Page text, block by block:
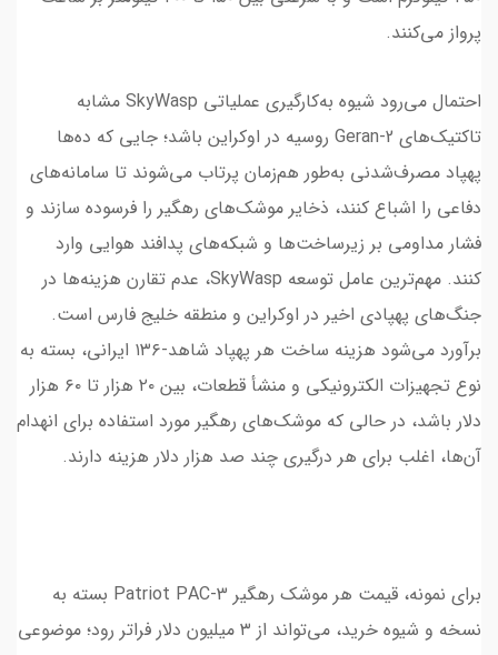
پرواز می‌کنند.
احتمال می‌رود شیوه به‌کارگیری عملیاتی SkyWasp مشابه
تاکتیک‌های Geran-2 روسیه در اوکراین باشد؛ جایی که ده‌ها
پهپاد مصرف‌شدنی به‌طور هم‌زمان پرتاب می‌شوند تا سامانه‌های
دفاعی را اشباع کنند، ذخایر موشک‌های رهگیر را فرسوده سازند و
فشار مداومی بر زیرساخت‌ها و شبکه‌های پدافند هوایی وارد
کنند. مهم‌ترین عامل توسعه SkyWasp، عدم تقارن هزینه‌ها در
جنگ‌های پهپادی اخیر در اوکراین و منطقه خلیج فارس است.
برآورد می‌شود هزینه ساخت هر پهپاد شاهد-۱۳۶ ایرانی، بسته به
نوع تجهیزات الکترونیکی و منشأ قطعات، بین ۲۰ هزار تا ۶۰ هزار
دلار باشد، در حالی که موشک‌های رهگیر مورد استفاده برای انهدام
آن‌ها، اغلب برای هر درگیری چند صد هزار دلار هزینه دارند.
برای نمونه، قیمت هر موشک رهگیر Patriot PAC-3 بسته به
نسخه و شیوه خرید، می‌تواند از ۳ میلیون دلار فراتر رود؛ موضوعی